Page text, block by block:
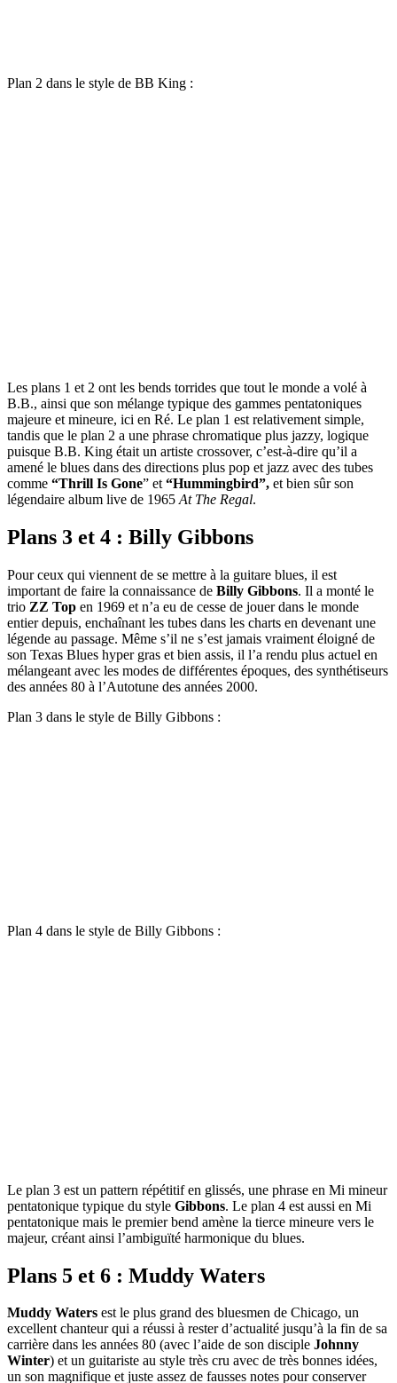
Plan 2 dans le style de BB King :
Les plans 1 et 2 ont les bends torrides que tout le monde a volé à
B.B., ainsi que son mélange typique des gammes pentatoniques
majeure et mineure, ici en Ré. Le plan 1 est relativement simple,
tandis que le plan 2 a une phrase chromatique plus jazzy, logique
puisque B.B. King était un artiste crossover, c’est-à-dire qu’il a
amené le blues dans des directions plus pop et jazz avec des tubes
comme “Thrill Is Gone” et “Hummingbird”, et bien sûr son
légendaire album live de 1965 At The Regal.
Plans 3 et 4 : Billy Gibbons
Pour ceux qui viennent de se mettre à la guitare blues, il est
important de faire la connaissance de Billy Gibbons. Il a monté le
trio ZZ Top en 1969 et n’a eu de cesse de jouer dans le monde
entier depuis, enchaînant les tubes dans les charts en devenant une
légende au passage. Même s’il ne s’est jamais vraiment éloigné de
son Texas Blues hyper gras et bien assis, il l’a rendu plus actuel en
mélangeant avec les modes de différentes époques, des synthétiseurs
des années 80 à l’Autotune des années 2000.
Plan 3 dans le style de Billy Gibbons :
Plan 4 dans le style de Billy Gibbons :
Le plan 3 est un pattern répétitif en glissés, une phrase en Mi mineur
pentatonique typique du style Gibbons. Le plan 4 est aussi en Mi
pentatonique mais le premier bend amène la tierce mineure vers le
majeur, créant ainsi l’ambiguïté harmonique du blues.
Plans 5 et 6 : Muddy Waters
Muddy Waters est le plus grand des bluesmen de Chicago, un
excellent chanteur qui a réussi à rester d’actualité jusqu’à la fin de sa
carrière dans les années 80 (avec l’aide de son disciple Johnny
Winter) et un guitariste au style très cru avec de très bonnes idées,
un son magnifique et juste assez de fausses notes pour conserver